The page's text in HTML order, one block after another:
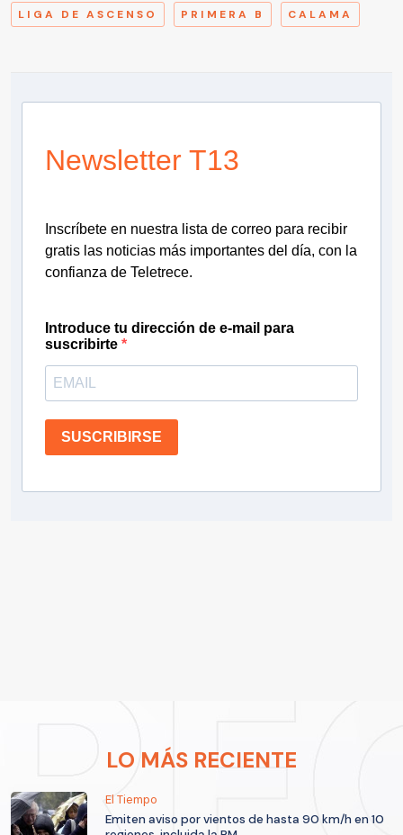
LIGA DE ASCENSO PRIMERA B CALAMA
Newsletter T13
Inscríbete en nuestra lista de correo para recibir
gratis las noticias más importantes del día, con la
confianza de Teletrece.
Introduce tu dirección de e-mail para
suscribirte
SUSCRIBIRSE
LO MÁS RECIENTE
El Tiempo
Emiten aviso por vientos de hasta 90 km/h en 10